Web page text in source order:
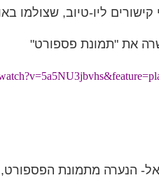
ליו-טיוב, שצולמו
את "תמונת פספורט"
הנערה מתמונת